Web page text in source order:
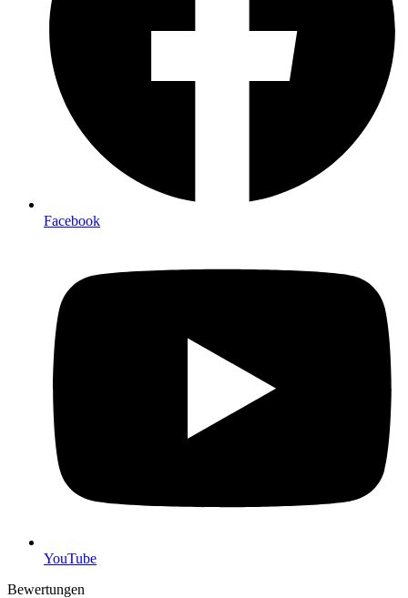
Facebook
YouTube
Bewertungen